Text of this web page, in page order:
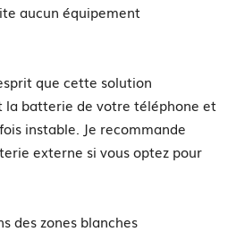
aucun équipement
que cette solution
la batterie de votre téléphone et
instable. Je recommande
externe si vous optez pour
des zones blanches